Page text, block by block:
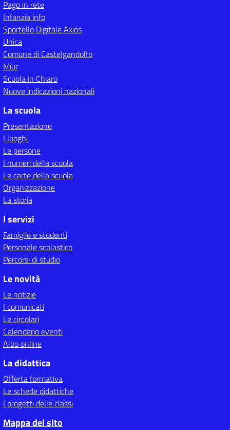
Pago in rete
Infanzia info
Sportello Digitale Axios
Unica
Comune di Castelgandolfo
Miur
Scuola in Chiaro
Nuove indicazioni nazionali
La scuola
Presentazione
I luoghi
Le persone
I numeri della scuola
Le carte della scuola
Organizzazione
La storia
I servizi
Famiglie e studenti
Personale scolastico
Percorsi di studio
Le novità
Le notizie
I comunicati
Le circolari
Calendario eventi
Albo online
La didattica
Offerta formativa
Le schede didattiche
I progetti delle classi
Mappa del sito